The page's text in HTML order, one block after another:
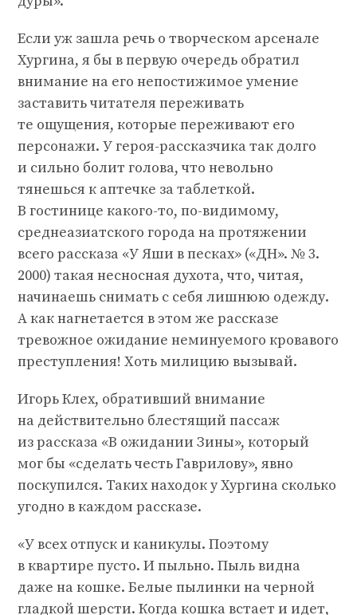
Если уж зашла речь о творческом арсенале
Хургина, я бы в первую очередь обратил
внимание на его непостижимое умение
заставить читателя переживать
те ощущения, которые переживают его
персонажи. У героя-рассказчика так долго
и сильно болит голова, что невольно
тянешься к аптечке за таблеткой.
В гостинице какого-то, по-видимому,
среднеазиатского города на протяжении
всего рассказа «У Яши в песках» («ДН». № 3.
2000) такая несносная духота, что, читая,
начинаешь снимать с себя лишнюю одежду.
А как нагнетается в этом же рассказе
тревожное ожидание неминуемого кровавого
преступления! Хоть милицию вызывай.
Игорь Клех, обративший внимание
на действительно блестящий пассаж
из рассказа «В ожидании Зины», который
мог бы «сделать честь Гаврилову», явно
поскупился. Таких находок у Хургина сколько
угодно в каждом рассказе.
«У всех отпуск и каникулы. Поэтому
в квартире пусто. И пыльно. Пыль видна
даже на кошке. Белые пылинки на черной
гладкой шерсти. Когда кошка встает и идет,